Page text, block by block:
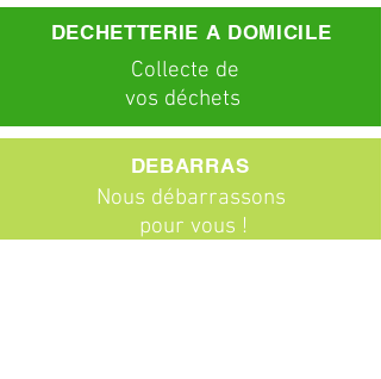
DECHETTERIE A DOMICILE
Collecte de
vos déchets
DEBARRAS
Nous débarrassons
pour vous !